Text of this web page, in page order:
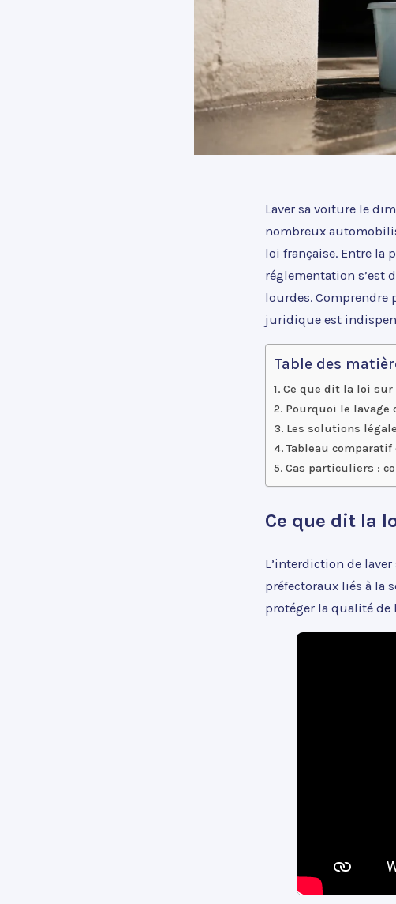
Laver sa voiture le
nombreux
loi française. Entre la
réglementation s’est
lourdes. Comprendre
juridique est
Table des
Ce que dit la loi
Pourquoi le lavage
Les solutions
Tableau
Cas particuliers :
Ce que dit la
L’interdiction de
préfectoraux liés à la
protéger la qualité de